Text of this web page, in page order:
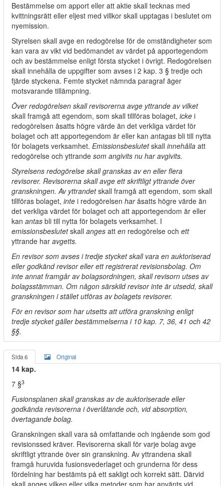
Bestämmelse om apport eller att aktie skall tecknas med
kvittningsrätt eller eljest med villkor skall upptagas i beslutet om
nyemission.
Styrelsen skall avge en redogörelse för de omständigheter som
kan vara av vikt vid bedömandet av värdet på apportegendom
och av bestämmelse enligt första stycket i övrigt. Redogörelsen
skall innehålla de uppgifter som avses i 2 kap. 3 § tredje och
fjärde styckena. Femte stycket nämnda paragraf äger
motsvarande tillämpning.
Över redogörelsen skall revisorerna avge yttrande av vilket
skall framgå att egendom, som skall tillföras bolaget, icke i
redogörelsen åsatts högre värde än det verkliga värdet för
bolaget och att apportegendom är eller kan antagas bli till nytta
för bolagets verksamhet. Emissionsbeslutetskall innehålla att
redogörelse och yttrande som angivits nu har avgivits.
Styrelsens redogörelse skall granskas av en eller flera
revisorer. Revisorerna skall avge ett skriftligt yttrande över
granskningen. Av yttrandetskall framgå att egendom, som skall
tillföras bolaget, inte i redogörelsen haråsatts högre värde än
det verkliga värdet för bolaget och att apportegendom är eller
kan antas bli till nytta för bolagets verksamhet. I
emissionsbeslutetskall anges att en redogörelse och ett
yttrande har avgetts.
En revisor som avses i tredje stycket skall vara en auktoriserad
eller godkänd revisor eller ett registrerat revisionsbolag. Om
inte annat framgår av bolagsordningen, skall revisorn utses av
bolagsstämman. Om någon särskild revisor inte är utsedd, skall
granskningen i stället utföras av bolagets revisorer.
För en revisor som har utsetts att utföra granskning enligt
tredje stycket gäller bestämmelserna i 10 kap. 7, 36, 41 och 42
§§.
Sida 6 Original
14 kap.
7 §3
Fusionsplanen skall granskas av de auktoriserade eller
godkända revisorerna i överlåtande och, vid absorption,
övertagande bolag.
Granskningen skall vara så omfattande och ingående som god
revisionssed kräver. Revisorerna skall för varje bolag avge
skriftligt yttrande över sin granskning. Av yttrandena skall
framgå huruvida fusionsvederlaget och grunderna för dess
fördelning har bestämts på ett sakligt och korrekt sätt. Därvid
skall anges vilken eller vilka metoder som har använts vid